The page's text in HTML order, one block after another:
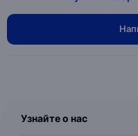
Узнайте о нас